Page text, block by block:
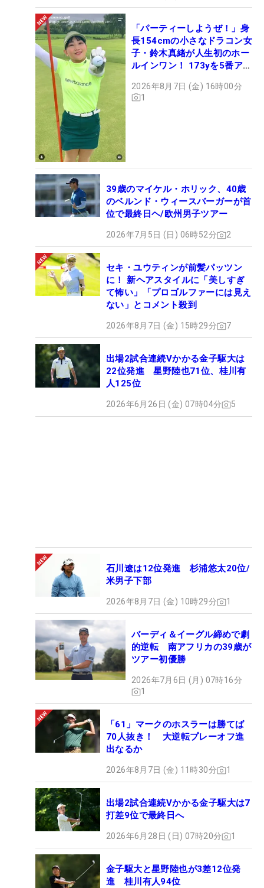
「パーティーしようぜ！」身
長154cmの小さなドラコン女
子・鈴木真緒が人生初のホー
ルインワン！ 173yを5番アイ
2026年8月7日 (金) 16時00分
1
39歳のマイケル・ホリック、40歳
のベルンド・ウィースバーガーが首
位で最終日ヘ/欧州男子ツアー
2026年7月5日 (日) 06時52分 2
セキ・ユウティンが前髪パッツン
に！ 新ヘアスタイルに「美しすぎ
て怖い」「プロゴルファーには見え
ない」とコメント殺到
2026年8月7日 (金) 15時29分 7
出場2試合連続Vかかる金子駆大は
22位発進 星野陸也71位、桂川有
人125位
2026年6月26日 (金) 07時04分 5
石川遼は12位発進 杉浦悠太20位/
米男子下部
2026年8月7日 (金) 10時29分 1
バーディ＆イーグル締めで劇
的逆転 南アフリカの39歳が
ツアー初優勝
2026年7月6日 (月) 07時16分
1
「61」マークのホスラーは勝てば
70人抜き！ 大逆転プレーオフ進
出なるか
2026年8月7日 (金) 11時30分 1
出場2試合連続Vかかる金子駆大は7
打差9位で最終日へ
2026年6月28日 (日) 07時20分 1
金子駆大と星野陸也が3差12位発
進 桂川有人94位